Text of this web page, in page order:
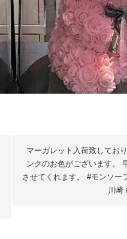
マーガレット入荷致してお
ンクのお色がございます。
させてくれます。 #モンソー
川崎